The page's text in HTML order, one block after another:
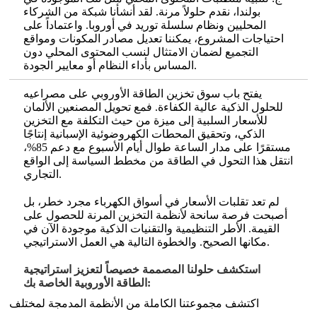
بولندا، نقدم حلولاً مرنة. لقد أنشأنا شبكة من الشركاء
المحليين ونظام سلسلة توريد في أوروبا. واعتماداً على
احتياجات المشروع، يمكننا تعديل مصادر المكونات ومواقع
التجميع لضمان الامتثال لنسب المحتوى المحلي دون
المساس بأداء النظام أو معايير الجودة.
يفتح باب سوق تخزين الطاقة الأوروبي على مصراعيه
للحلول الذكية عالية الكفاءة. فمع تحويل المصنعين الألمان
للأسعار السلبية إلى ميزة من حيث التكلفة مع التخزين
الذكي، وتحقيق المحطات الكهروضوئية الإسبانية إنتاجًا
مستقرًا على مدار الساعة طوال أيام الأسبوع مع دعم 85%،
انتقل هذا التحول في الطاقة من مخطط السياسة إلى الواقع
التجاري.
لم تعد تقلبات الأسعار في أسواق الكهرباء مجرد خطر، بل
أصبحت فرصة سانحة لأنظمة التخزين المرنة للحصول على
القيمة. الأطر التنظيمية والتقنيات الذكية موجودة الآن في
مكانها الصحيح. والخطوة التالية هي العمل الاستراتيجي.
استكشف حلولنا المصممة خصيصاً لتعزيز استراتيجية
الطاقة الأوروبية الخاصة بك:
اكتشف مجموعتنا الكاملة من الأنظمة المدمجة لمختلف